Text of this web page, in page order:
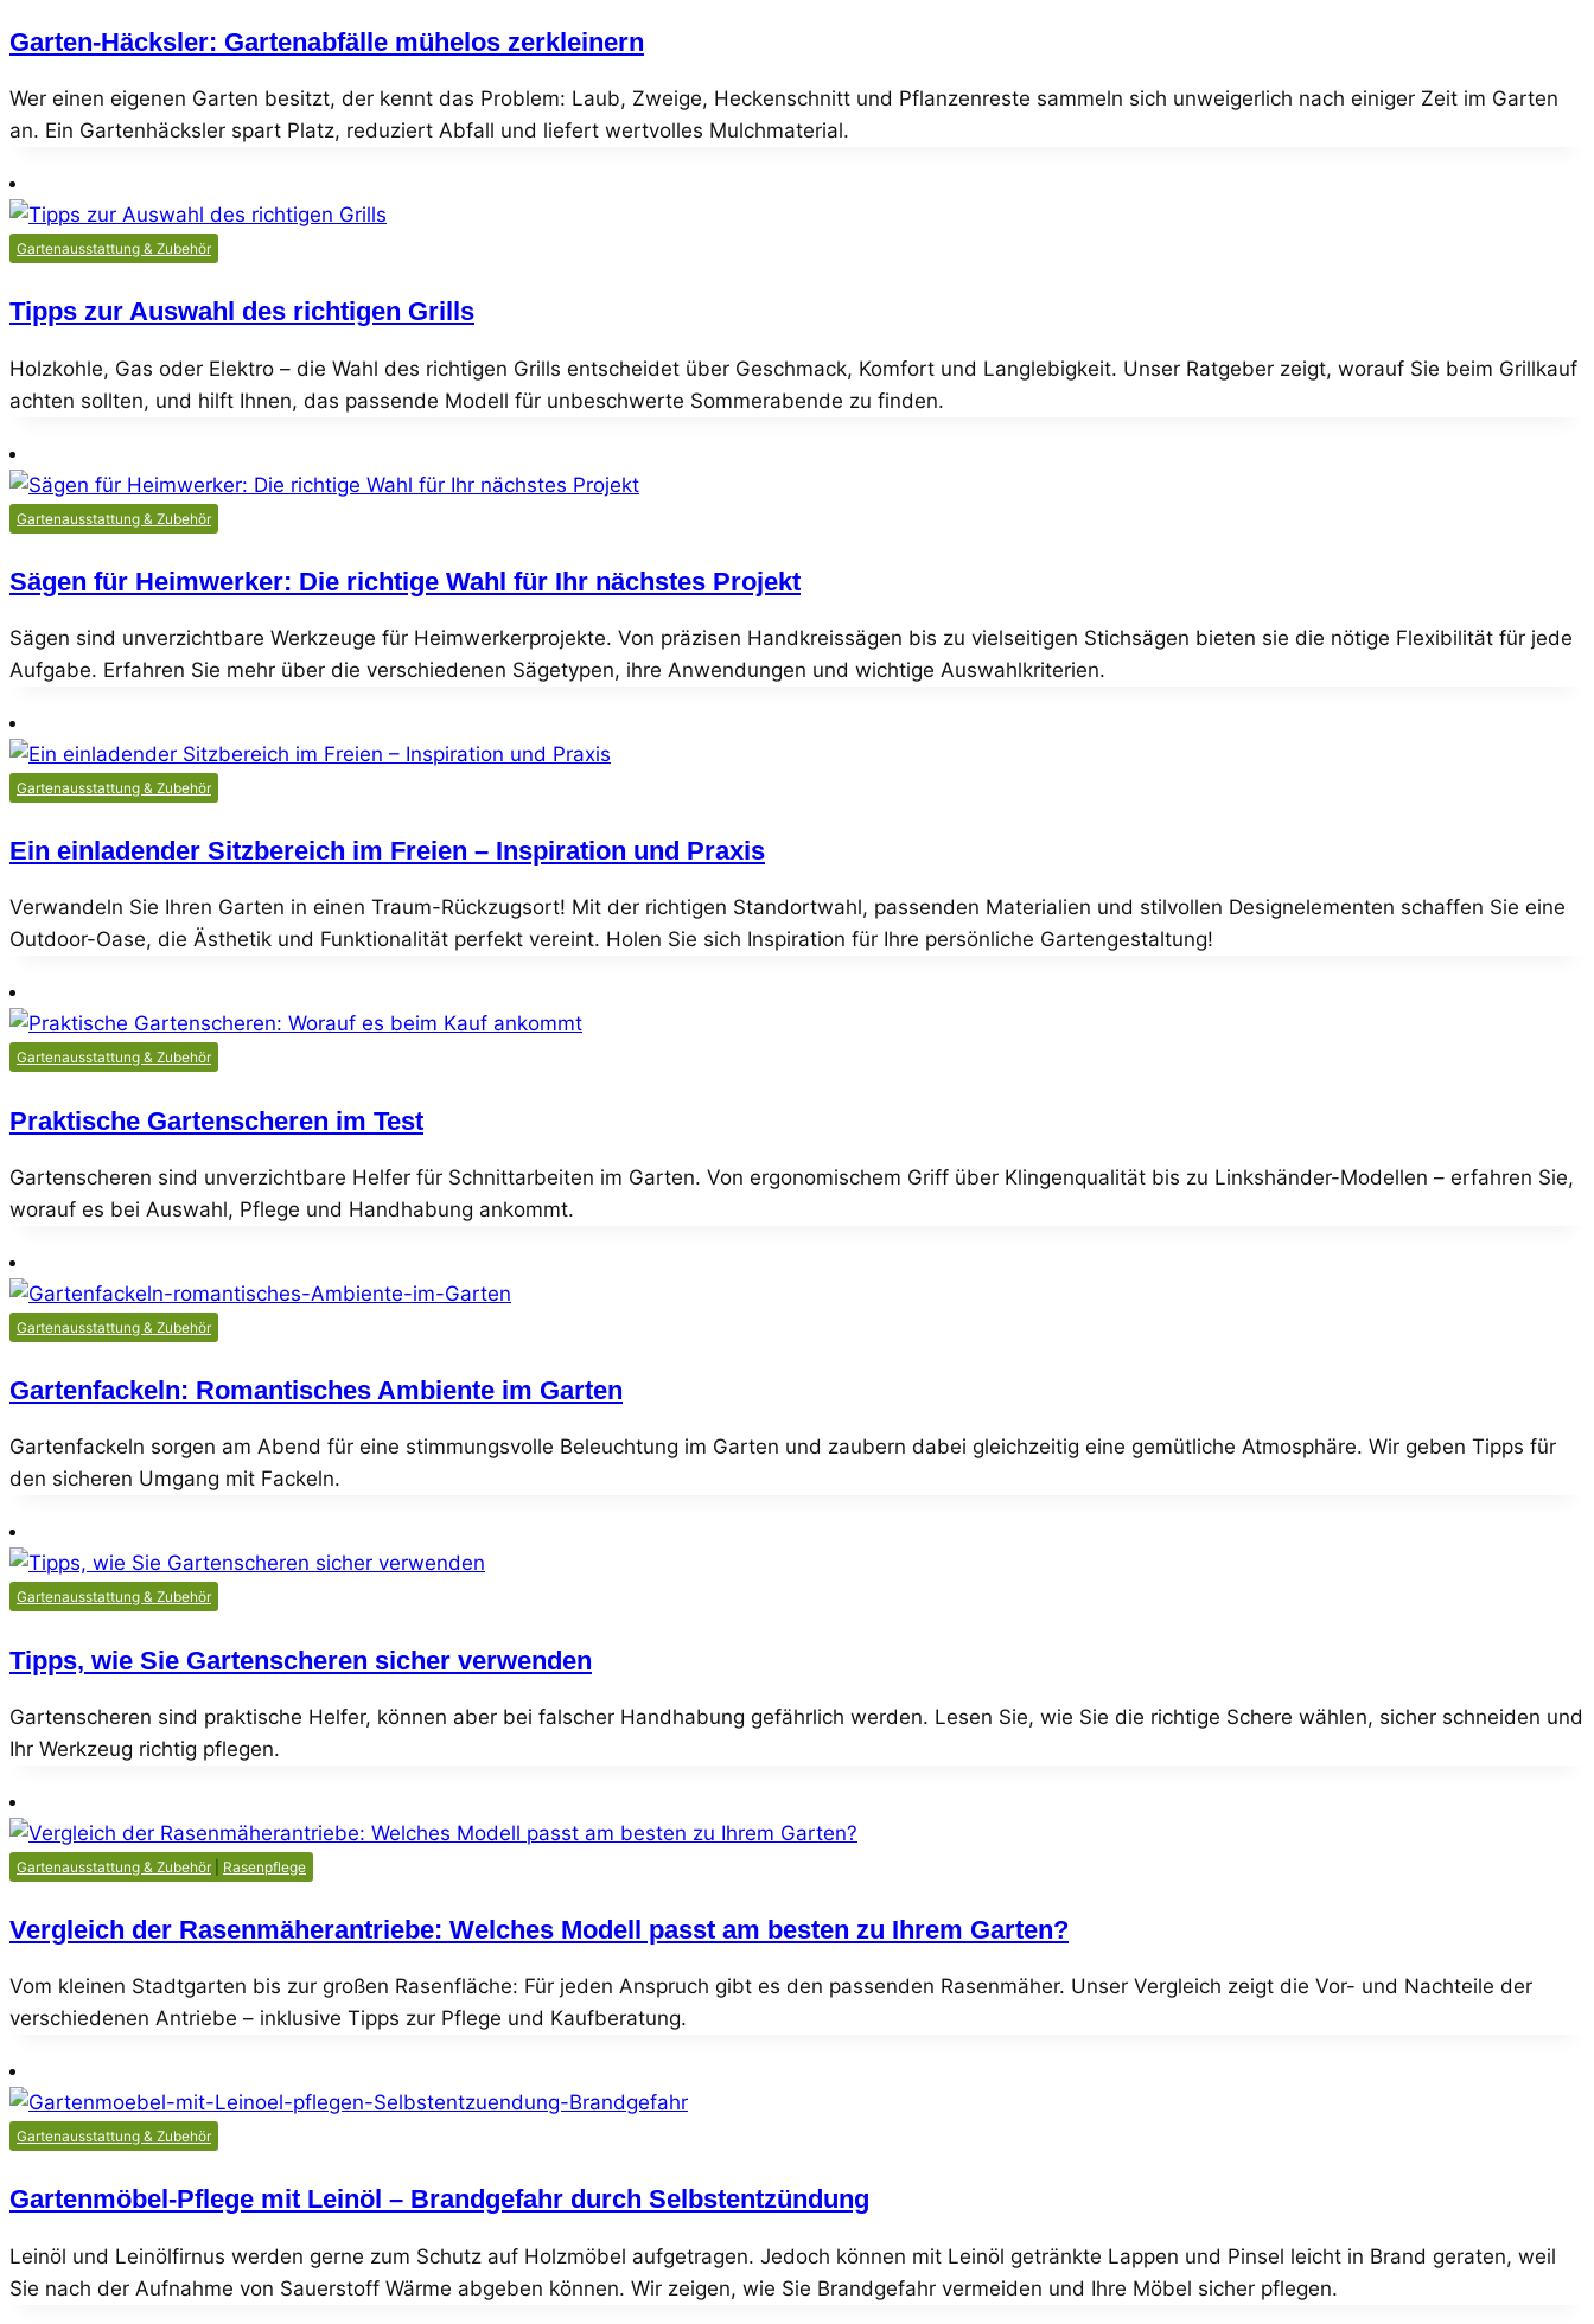
Garten-Häcksler: Gartenabfälle mühelos zerkleinern
Wer einen eigenen Garten besitzt, der kennt das Problem: Laub, Zweige, Heckenschnitt und Pflanzenreste sammeln sich unweigerlich nach einiger Zeit im Garten
an. Ein Gartenhäcksler spart Platz, reduziert Abfall und liefert wertvolles Mulchmaterial.
Gartenausstattung & Zubehör
Tipps zur Auswahl des richtigen Grills
Holzkohle, Gas oder Elektro – die Wahl des richtigen Grills entscheidet über Geschmack, Komfort und Langlebigkeit. Unser Ratgeber zeigt, worauf Sie beim Grillkauf
achten sollten, und hilft Ihnen, das passende Modell für unbeschwerte Sommerabende zu finden.
Gartenausstattung & Zubehör
Sägen für Heimwerker: Die richtige Wahl für Ihr nächstes Projekt
Sägen sind unverzichtbare Werkzeuge für Heimwerkerprojekte. Von präzisen Handkreissägen bis zu vielseitigen Stichsägen bieten sie die nötige Flexibilität für jede
Aufgabe. Erfahren Sie mehr über die verschiedenen Sägetypen, ihre Anwendungen und wichtige Auswahlkriterien.
Gartenausstattung & Zubehör
Ein einladender Sitzbereich im Freien – Inspiration und Praxis
Verwandeln Sie Ihren Garten in einen Traum-Rückzugsort! Mit der richtigen Standortwahl, passenden Materialien und stilvollen Designelementen schaffen Sie eine
Outdoor-Oase, die Ästhetik und Funktionalität perfekt vereint. Holen Sie sich Inspiration für Ihre persönliche Gartengestaltung!
Gartenausstattung & Zubehör
Praktische Gartenscheren im Test
Gartenscheren sind unverzichtbare Helfer für Schnittarbeiten im Garten. Von ergonomischem Griff über Klingenqualität bis zu Linkshänder-Modellen – erfahren Sie,
worauf es bei Auswahl, Pflege und Handhabung ankommt.
Gartenausstattung & Zubehör
Gartenfackeln: Romantisches Ambiente im Garten
Gartenfackeln sorgen am Abend für eine stimmungsvolle Beleuchtung im Garten und zaubern dabei gleichzeitig eine gemütliche Atmosphäre. Wir geben Tipps für
den sicheren Umgang mit Fackeln.
Gartenausstattung & Zubehör
Tipps, wie Sie Gartenscheren sicher verwenden
Gartenscheren sind praktische Helfer, können aber bei falscher Handhabung gefährlich werden. Lesen Sie, wie Sie die richtige Schere wählen, sicher schneiden und
Ihr Werkzeug richtig pflegen.
Gartenausstattung & Zubehör Rasenpflege
Vergleich der Rasenmäherantriebe: Welches Modell passt am besten zu Ihrem Garten?
Vom kleinen Stadtgarten bis zur großen Rasenfläche: Für jeden Anspruch gibt es den passenden Rasenmäher. Unser Vergleich zeigt die Vor- und Nachteile der
verschiedenen Antriebe – inklusive Tipps zur Pflege und Kaufberatung.
Gartenausstattung & Zubehör
Gartenmöbel-Pflege mit Leinöl – Brandgefahr durch Selbstentzündung
Leinöl und Leinölfirnus werden gerne zum Schutz auf Holzmöbel aufgetragen. Jedoch können mit Leinöl getränkte Lappen und Pinsel leicht in Brand geraten, weil
Sie nach der Aufnahme von Sauerstoff Wärme abgeben können. Wir zeigen, wie Sie Brandgefahr vermeiden und Ihre Möbel sicher pflegen.